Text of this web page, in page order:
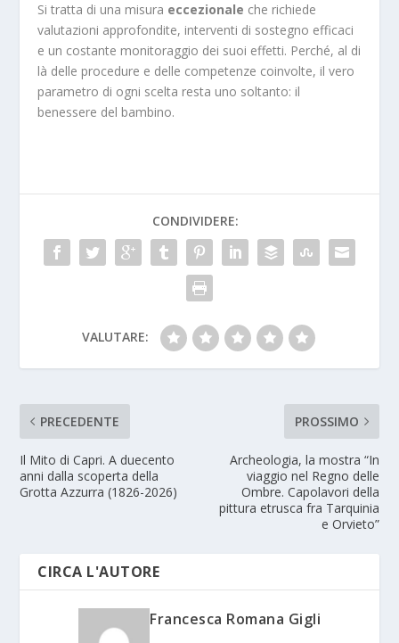
Si tratta di una misura eccezionale che richiede
valutazioni approfondite, interventi di sostegno efficaci
e un costante monitoraggio dei suoi effetti. Perché, al di
là delle procedure e delle competenze coinvolte, il vero
parametro di ogni scelta resta uno soltanto: il
benessere del bambino.
CONDIVIDERE:
VALUTARE:
PRECEDENTE
Il Mito di Capri. A duecento
anni dalla scoperta della
Grotta Azzurra (1826-2026)
PROSSIMO
Archeologia, la mostra “In
viaggio nel Regno delle
Ombre. Capolavori della
pittura etrusca fra Tarquinia
e Orvieto”
CIRCA L'AUTORE
Francesca Romana Gigli